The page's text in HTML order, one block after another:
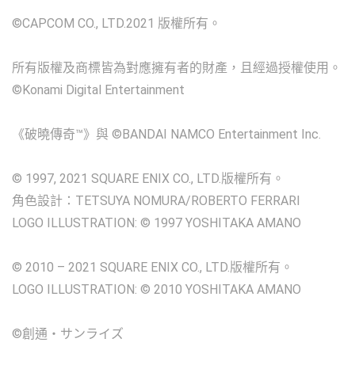
©CAPCOM CO., LTD.2021 版權所有。
所有版權及商標皆為對應擁有者的財產，且經過授權使用。
©Konami Digital Entertainment
《破曉傳奇™》與 ©BANDAI NAMCO Entertainment Inc.
© 1997, 2021 SQUARE ENIX CO., LTD.版權所有。
角色設計：TETSUYA NOMURA/ROBERTO FERRARI
LOGO ILLUSTRATION: © 1997 YOSHITAKA AMANO
© 2010 – 2021 SQUARE ENIX CO., LTD.版權所有。
LOGO ILLUSTRATION: © 2010 YOSHITAKA AMANO
©創通・サンライズ